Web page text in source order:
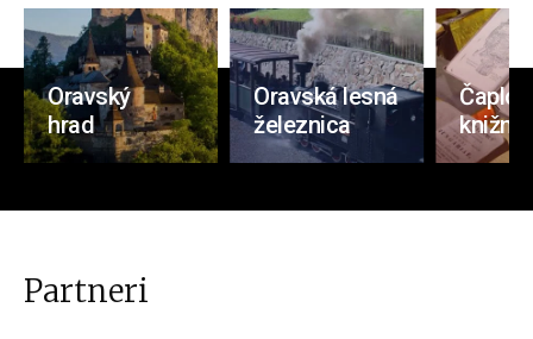
Oravský
hrad
Oravská lesná
železnica
Partneri